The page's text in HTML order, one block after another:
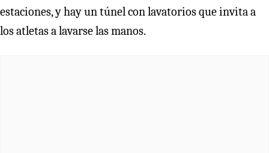
estaciones, y hay un túnel con lavatorios que invita a
los atletas a lavarse las manos.